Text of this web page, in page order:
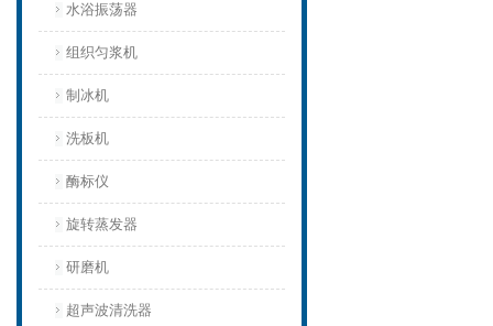
水浴振荡器
组织匀浆机
制冰机
洗板机
酶标仪
旋转蒸发器
研磨机
超声波清洗器